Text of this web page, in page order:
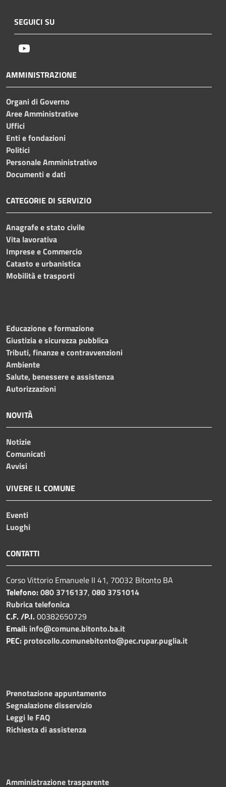
SEGUICI SU
AMMINISTRAZIONE
Organi di Governo
Aree Amministrative
Uffici
Enti e fondazioni
Politici
Personale Amministrativo
Documenti e dati
CATEGORIE DI SERVIZIO
Anagrafe e stato civile
Vita lavorativa
Imprese e Commercio
Catasto e urbanistica
Mobilità e trasporti
Educazione e formazione
Giustizia e sicurezza pubblica
Tributi, finanze e contravvenzioni
Ambiente
Salute, benessere e assistenza
Autorizzazioni
NOVITÀ
Notizie
Comunicati
Avvisi
VIVERE IL COMUNE
Eventi
Luoghi
CONTATTI
Corso Vittorio Emanuele II 41, 70032 Bitonto BA
Telefono:080 3716137, 080 3751014
Rubrica telefonica
C.F. /P.I.00382650729
Email: info@comune.bitonto.ba.it
PEC: protocollo.comunebitonto@pec.rupar.puglia.it
Prenotazione appuntamento
Segnalazione disservizio
Leggi le FAQ
Richiesta di assistenza
Amministrazione trasparente